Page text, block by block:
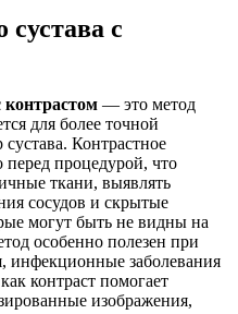
с
контрастом — это метод
для более точной
Контрастное
перед процедурой, что
ткани, выявлять
сосудов и скрытые
могут быть не видны на
особенно полезен при
инфекционные заболевания
контраст помогает
изображения,